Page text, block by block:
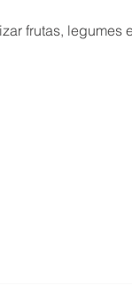
frutas, legumes